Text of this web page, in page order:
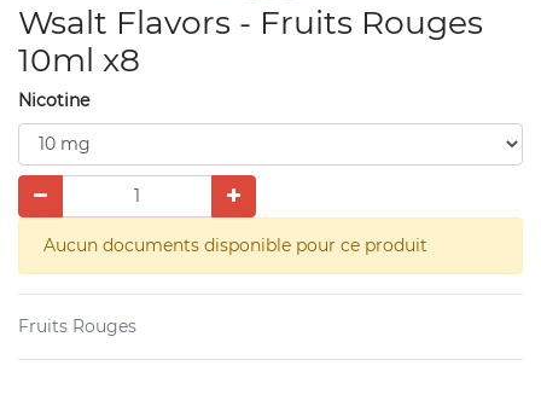
Wsalt Flavors - Fruits Rouges
10ml x8
Nicotine
Aucun documents disponible pour ce produit
Fruits Rouges